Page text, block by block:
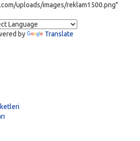
uploads/images/reklam1500.png"
by Translate